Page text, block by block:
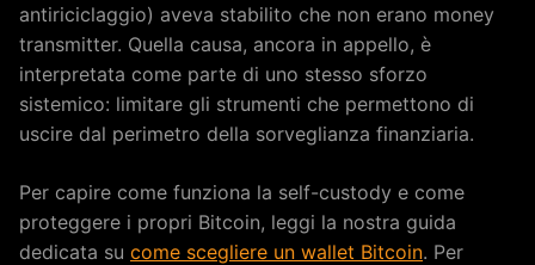
antiriciclaggio) aveva stabilito che non erano money
transmitter. Quella causa, ancora in appello, è
interpretata come parte di uno stesso sforzo
sistemico: limitare gli strumenti che permettono di
uscire dal perimetro della sorveglianza finanziaria.
Per capire come funziona la self-custody e come
proteggere i propri Bitcoin, leggi la nostra guida
dedicata su come scegliere un wallet Bitcoin. Per